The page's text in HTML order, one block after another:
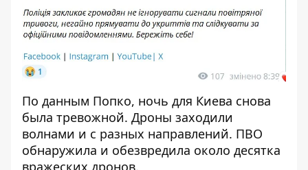
По данным Попко, ночь для Киева снова
была тревожной. Дроны заходили
волнами и с разных направлений. ПВО
обнаружила и обезвредила около десятка
вражеских дронов.